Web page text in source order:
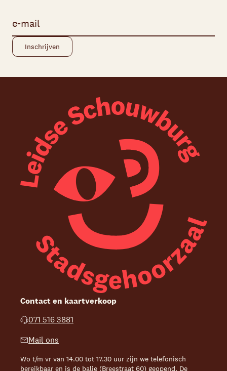
Contact en kaartverkoop
071 516 3881
Mail ons
Wo t/m vr van 14.00 tot 17.30 uur zijn we telefonisch
bereikbaar en is de balie (Breestraat 60) geopend. De